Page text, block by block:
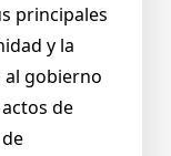
principales
y la
al gobierno
de